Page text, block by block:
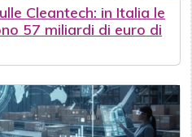
Cleantech: in Italia le
57 miliardi di euro di